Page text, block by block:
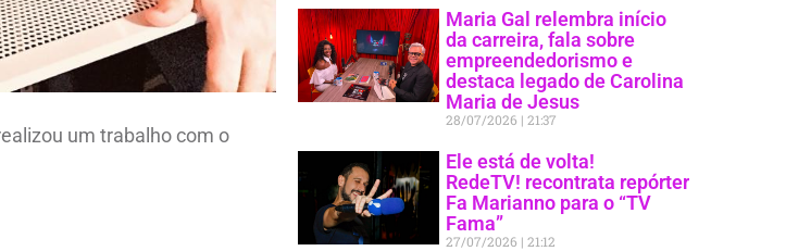
um trabalho com o
Maria Gal relembra início
da carreira, fala sobre
empreendedorismo e
destaca legado de Carolina
Maria de Jesus
28/07/2026 21:37
Ele está de volta!
RedeTV! recontrata repórter
Fa Marianno para o “TV
Fama”
27/07/2026 21:12